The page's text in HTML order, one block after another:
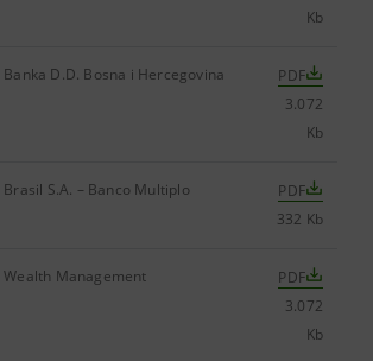
Kb
D.D. Bosna i Hercegovina
PDF
3.072
Kb
Brasil S.A. – Banco Multiplo
PDF
332 Kb
Wealth Management
PDF
3.072
Kb